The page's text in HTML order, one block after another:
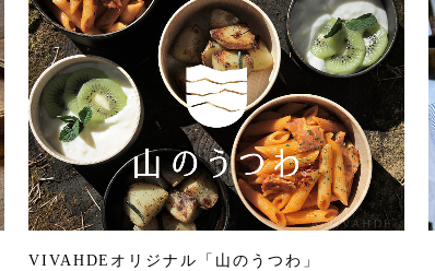
VIVAHDEオリジナル「山のうつわ」